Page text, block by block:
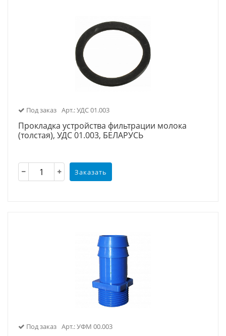
Под заказ Арт.: УДС 01.003
Прокладка устройства фильтрации молока
(толстая), УДС 01.003, БЕЛАРУСЬ
Заказать
Под заказ Арт.: УФМ 00.003